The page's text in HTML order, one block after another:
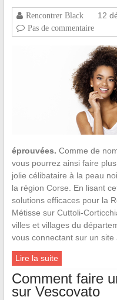
Rencontrer Black 12
Pas de commentaire
éprouvées. Comme de
vous pourrez ainsi faire
jolie célibataire à la peau
la région Corse. En lisant
solutions efficaces pour la
Métisse sur Cuttoli-
villes et villages du
vous connectant sur un site
Lire la suite
Comment faire
sur Vescovato